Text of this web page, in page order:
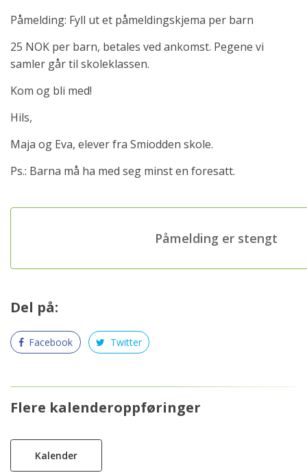
Påmelding: Fyll ut et påmeldingskjema per barn
25 NOK per barn, betales ved ankomst. Pegene vi
samler går til skoleklassen.
Kom og bli med!
Hils,
Maja og Eva, elever fra Smiodden skole.
Ps.: Barna må ha med seg minst en foresatt.
Påmelding er stengt
Del på:
Facebook Twitter
Flere kalenderoppføringer
Kalender